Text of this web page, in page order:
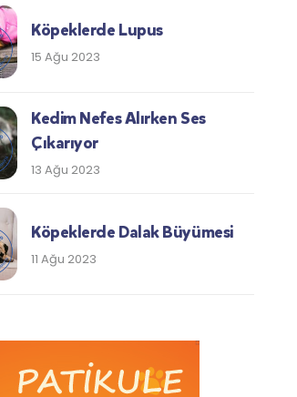
Köpeklerde Lupus
15 Ağu 2023
Kedim Nefes Alırken Ses
Çıkarıyor
13 Ağu 2023
Köpeklerde Dalak Büyümesi
11 Ağu 2023